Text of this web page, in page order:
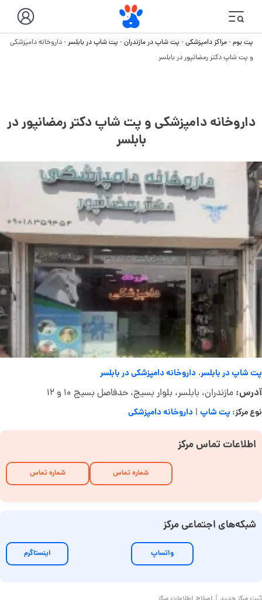
پت بوم-مراکز دامپزشکی- پت شاپ در مازندران- پت شاپ در بابلسر-داروخانه دامپزشکی
و پت شاپ دکتر رمضانپور در بابلسر
داروخانه دامپزشکی و پت شاپ دکتر رمضانپور در
بابلسر
پت شاپ در بابلسر، داروخانه دامپزشکی در بابلسر
آدرس: مازندران، بابلسر، بلوار بسیج، حدفاصل بسیج ۱۰ و ۱۲
نوع مرکز: پت شاپ | داروخانه دامپزشکی
اطلاعات تماس مرکز
شماره تماس شماره تماس
شبکه‌های اجتماعی مرکز
واتساپ اینستاگرم